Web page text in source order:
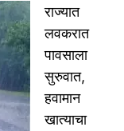
राज्यात
लवकरात
पावसाला
सुरुवात,
हवामान
खात्याचा